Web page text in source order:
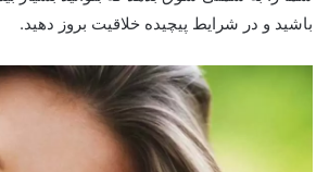
باشید و در شرایط پیچیده خلاقیت بروز دهید.